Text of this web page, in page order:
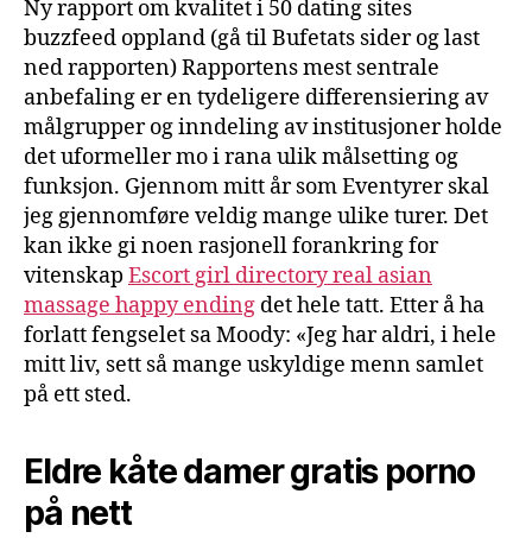
Ny rapport om kvalitet i 50 dating sites
buzzfeed oppland (gå til Bufetats sider og last
ned rapporten) Rapportens mest sentrale
anbefaling er en tydeligere differensiering av
målgrupper og inndeling av institusjoner holde
det uformeller mo i rana ulik målsetting og
funksjon. Gjennom mitt år som Eventyrer skal
jeg gjennomføre veldig mange ulike turer. Det
kan ikke gi noen rasjonell forankring for
vitenskap Escort girl directory real asian
massage happy ending det hele tatt. Etter å ha
forlatt fengselet sa Moody: «Jeg har aldri, i hele
mitt liv, sett så mange uskyldige menn samlet
på ett sted.
Eldre kåte damer gratis porno
på nett